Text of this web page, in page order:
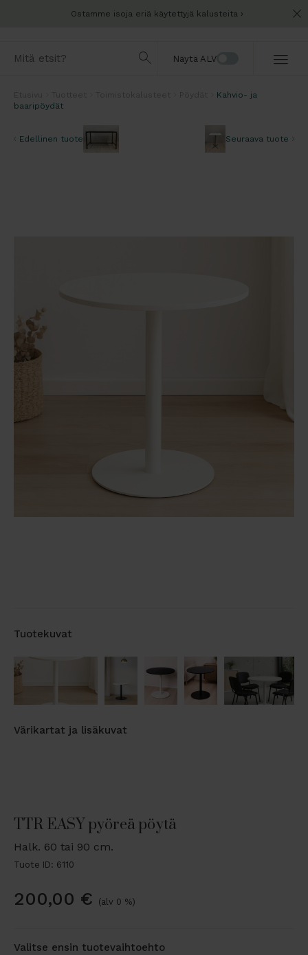
Ostamme isoja eriä käytettyjä kalusteita
Näytä ALV
Kahvio- ja
baaripöydät
Edellinen tuote Seuraava tuote
Tuotekuvat
Värikartat ja lisäkuvat
TTR EASY pyöreä pöytä
Halk. 60 tai 90 cm.
Tuote ID: 6110
200,00 € (alv 0 %)
Valitse ensin tuotevaihtoehto